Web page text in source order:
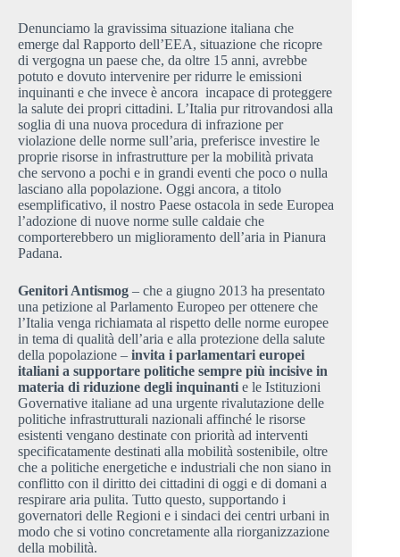
Denunciamo la gravissima situazione italiana che
emerge dal Rapporto dell’EEA, situazione che ricopre
di vergogna un paese che, da oltre 15 anni, avrebbe
potuto e dovuto intervenire per ridurre le emissioni
inquinanti e che invece è ancora incapace di proteggere
la salute dei propri cittadini. L’Italia pur ritrovandosi alla
soglia di una nuova procedura di infrazione per
violazione delle norme sull’aria, preferisce investire le
proprie risorse in infrastrutture per la mobilità privata
che servono a pochi e in grandi eventi che poco o nulla
lasciano alla popolazione. Oggi ancora, a titolo
esemplificativo, il nostro Paese ostacola in sede Europea
l’adozione di nuove norme sulle caldaie che
comporterebbero un miglioramento dell’aria in Pianura
Padana.
Genitori Antismog – che a giugno 2013 ha presentato
una petizione al Parlamento Europeo per ottenere che
l’Italia venga richiamata al rispetto delle norme europee
in tema di qualità dell’aria e alla protezione della salute
della popolazione – invita i parlamentari europei
italiani a supportare politiche sempre più incisive in
materia di riduzione degli inquinanti e le Istituzioni
Governative italiane ad una urgente rivalutazione delle
politiche infrastrutturali nazionali affinché le risorse
esistenti vengano destinate con priorità ad interventi
specificatamente destinati alla mobilità sostenibile, oltre
che a politiche energetiche e industriali che non siano in
conflitto con il diritto dei cittadini di oggi e di domani a
respirare aria pulita. Tutto questo, supportando i
governatori delle Regioni e i sindaci dei centri urbani in
modo che si votino concretamente alla riorganizzazione
della mobilità.